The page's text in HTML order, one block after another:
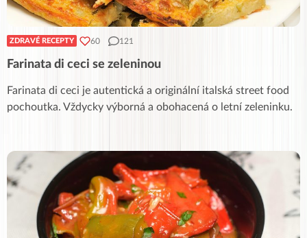
ZDRAVÉ RECEPTY 60 121
Farinata di ceci se zeleninou
Farinata di ceci je autentická a originální italská street food
pochoutka. Vždycky výborná a obohacená o letní zeleninku.